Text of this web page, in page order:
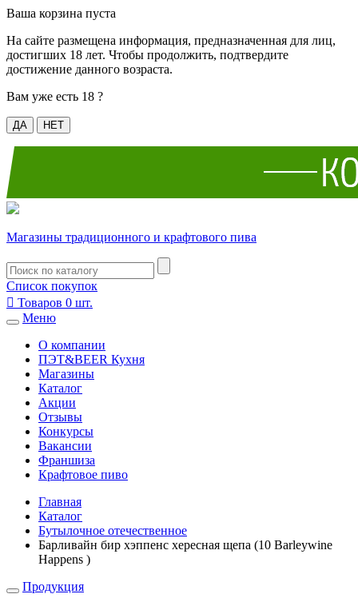
Ваша корзина пуста
На сайте размещена информация, предназначенная для лиц,
достигших 18 лет. Чтобы продолжить, подтвердите
достижение данного возраста.
Вам уже есть 18 ?
ДА НЕТ
Магазины традиционного и крафтового пива
Список покупок
 Товаров 0 шт.
Меню
О компании
ПЭТ&BEER Кухня
Магазины
Каталог
Акции
Отзывы
Конкурсы
Вакансии
Франшиза
Крафтовое пиво
Главная
Каталог
Бутылочное отечественное
Барливайн бир хэппенс хересная щепа (10 Barleywine
Happens )
Продукция